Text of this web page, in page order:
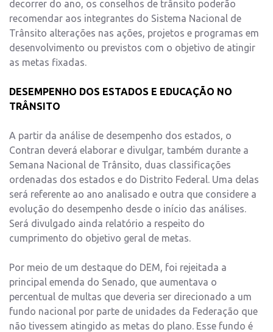
decorrer do ano, os conselhos de trânsito poderão
recomendar aos integrantes do Sistema Nacional de
Trânsito alterações nas ações, projetos e programas em
desenvolvimento ou previstos com o objetivo de atingir
as metas fixadas.
DESEMPENHO DOS ESTADOS E EDUCAÇÃO NO
TRÂNSITO
A partir da análise de desempenho dos estados, o
Contran deverá elaborar e divulgar, também durante a
Semana Nacional de Trânsito, duas classificações
ordenadas dos estados e do Distrito Federal. Uma delas
será referente ao ano analisado e outra que considere a
evolução do desempenho desde o início das análises.
Será divulgado ainda relatório a respeito do
cumprimento do objetivo geral de metas.
Por meio de um destaque do DEM, foi rejeitada a
principal emenda do Senado, que aumentava o
percentual de multas que deveria ser direcionado a um
fundo nacional por parte de unidades da Federação que
não tivessem atingido as metas do plano. Esse fundo é